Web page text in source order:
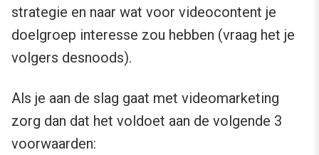
strategie en naar wat voor videocontent je
doelgroep interesse zou hebben (vraag het je
volgers desnoods).
Als je aan de slag gaat met videomarketing
zorg dan dat het voldoet aan de volgende 3
voorwaarden: